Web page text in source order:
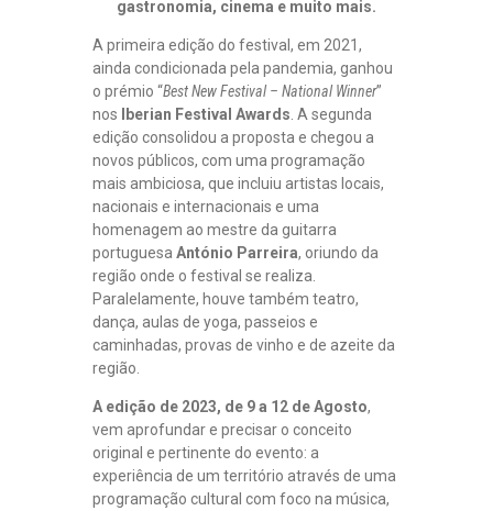
gastronomia, cinema e muito mais.
A primeira edição do festival, em 2021,
ainda condicionada pela pandemia, ganhou
o prémio “Best New Festival – National Winner”
nos
Iberian Festival Awards . A segunda
edição consolidou a proposta e chegou a
novos públicos, com uma programação
mais ambiciosa, que incluiu artistas locais,
nacionais e internacionais e uma
homenagem ao mestre da guitarra
portuguesa António Parreira, oriundo da
região onde o festival se realiza.
Paralelamente, houve também teatro,
dança, aulas de yoga, passeios e
caminhadas, provas de vinho e de azeite da
região.
A edição de 2023, de 9 a 12 de Agosto,
vem aprofundar e precisar o conceito
original e pertinente do evento: a
experiência de um território através de uma
programação cultural com foco na música,